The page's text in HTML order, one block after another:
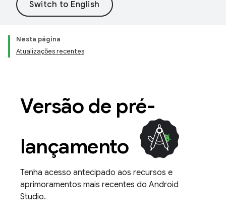
Nesta página
Atualizações recentes
Versão de pré-
lançamento
Tenha acesso antecipado aos recursos e
aprimoramentos mais recentes do Android
Studio.